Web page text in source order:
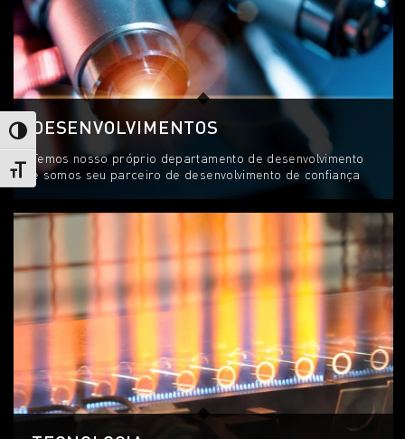
Toggle High Contrast
Toggle Font size
DESENVOLVIMENTOS
Temos nosso próprio departamento de desenvolvimento
e somos seu parceiro de desenvolvimento de confiança